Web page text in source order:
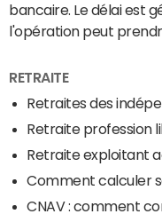
bancaire. Le délai est
l'opération peut
RETRAITE
Retraites des
Retraite profession
Retraite exploitant
Comment calculer
CNAV : comment